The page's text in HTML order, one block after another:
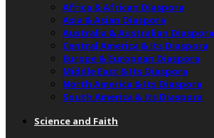
Africa & African Diaspora
Asia & Asian Diaspora
Australia & Australian Diaspora
Central America & Its Diaspora
Europe & European Diaspora
Middle East & Its Diaspora
North America & Its Diaspora
South America & Its Diaspora
Science and Faith